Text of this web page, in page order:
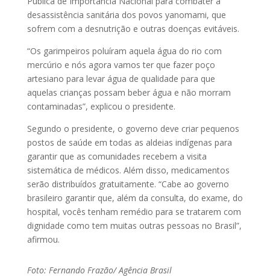
desassistência sanitária dos povos yanomami, que
sofrem com a desnutrição e outras doenças evitáveis.
“Os garimpeiros poluíram aquela água do rio com
mercúrio e nós agora vamos ter que fazer poço
artesiano para levar água de qualidade para que
aquelas crianças possam beber água e não morram
contaminadas”, explicou o presidente.
Segundo o presidente, o governo deve criar pequenos
postos de saúde em todas as aldeias indígenas para
garantir que as comunidades recebem a visita
sistemática de médicos. Além disso, medicamentos
serão distribuídos gratuitamente. “Cabe ao governo
brasileiro garantir que, além da consulta, do exame, do
hospital, vocês tenham remédio para se tratarem com
dignidade como tem muitas outras pessoas no Brasil”,
afirmou.
Foto: Fernando Frazão/ Agência Brasil